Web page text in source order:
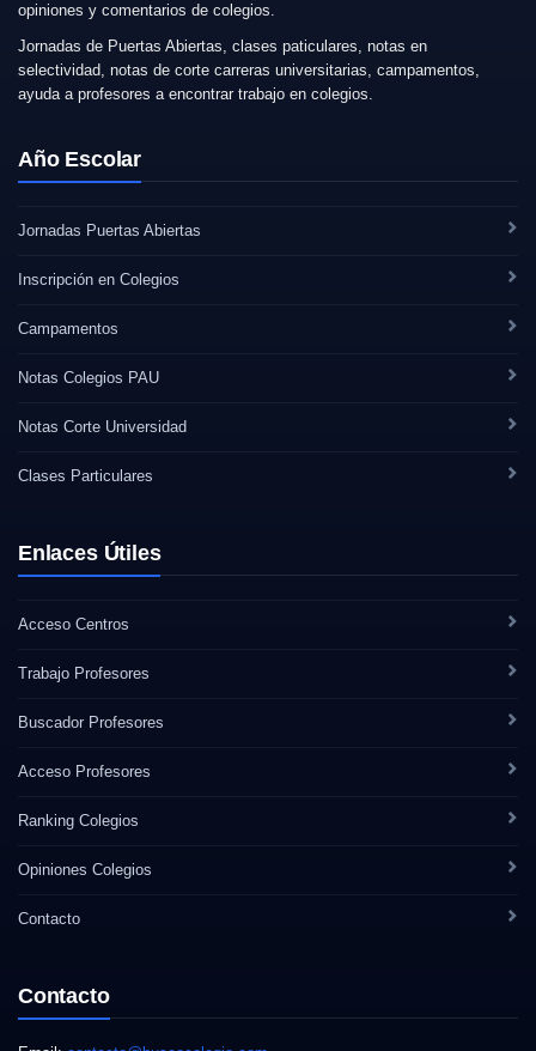
opiniones y comentarios de colegios.
Jornadas de Puertas Abiertas, clases paticulares, notas en
selectividad, notas de corte carreras universitarias, campamentos,
ayuda a profesores a encontrar trabajo en colegios.
Año Escolar
Jornadas Puertas Abiertas
Inscripción en Colegios
Campamentos
Notas Colegios PAU
Notas Corte Universidad
Clases Particulares
Enlaces Útiles
Acceso Centros
Trabajo Profesores
Buscador Profesores
Acceso Profesores
Ranking Colegios
Opiniones Colegios
Contacto
Contacto